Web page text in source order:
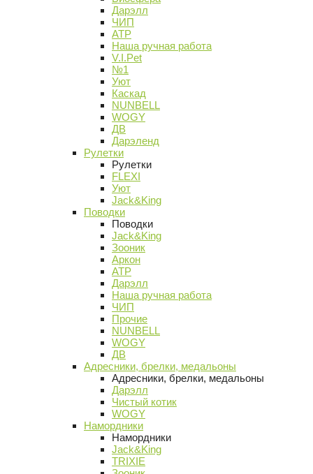
Дарэлл
ЧИП
АТР
Наша ручная работа
V.I.Pet
№1
Уют
Каскад
NUNBELL
WOGY
ДВ
Дарэленд
Рулетки
Рулетки
FLEXI
Уют
Jack&King
Поводки
Поводки
Jack&King
Зооник
Аркон
АТР
Дарэлл
Наша ручная работа
ЧИП
Прочие
NUNBELL
WOGY
ДВ
Адресники, брелки, медальоны
Адресники, брелки, медальоны
Дарэлл
Чистый котик
WOGY
Намордники
Намордники
Jack&King
TRIXIE